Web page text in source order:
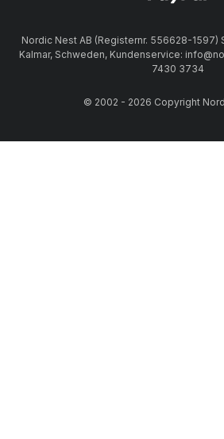
Nordic Nest AB (Registernr. 556628-
Kalmar, Schweden, Kundenservice:
7430 3734
© 2002 - 2026 Copyright